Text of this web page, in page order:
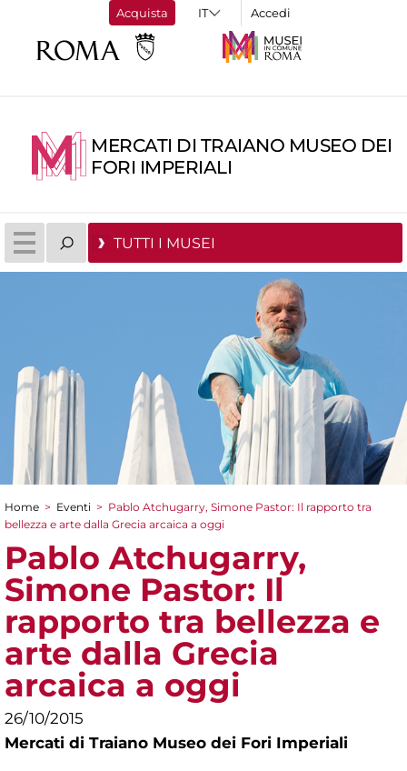
Acquista Accedi
MERCATI DI TRAIANO MUSEO DEI
FORI IMPERIALI
TUTTI I MUSEI
Tu sei qui
Home > Eventi > Pablo Atchugarry, Simone Pastor: Il rapporto tra
bellezza e arte dalla Grecia arcaica a oggi
Pablo Atchugarry,
Simone Pastor: Il
rapporto tra bellezza e
arte dalla Grecia
arcaica a oggi
26/10/2015
Mercati di Traiano Museo dei Fori Imperiali